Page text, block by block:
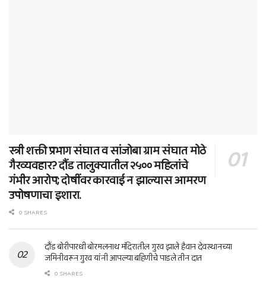
स्त्री शक्ती प्रभाग संघात व सांजोबा ग्राम संघात मोठे
गैरव्यवहार? दौंड तालुक्यातील २५०० महिलांचे
गंभीर आरोप; दोषींवर कारवाई न झाल्यास आमरण
उपोषणाचा इशारा.
0 SHARES
दौंड बोरीपारधी बोरमलनाथ मंदिरातील गुरव झाले हैवान देवस्थानच्या
जमिनीवरून गुरव यांनी आपल्या बहिणीचे पाडले तीन दात
0 SHARES